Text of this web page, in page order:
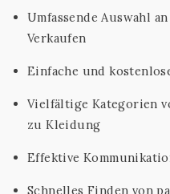
Umfassende Auswahl
Verkaufen
Einfache und
Vielfältige Kategorien
zu Kleidung
Effektive
Schnelles Finden von